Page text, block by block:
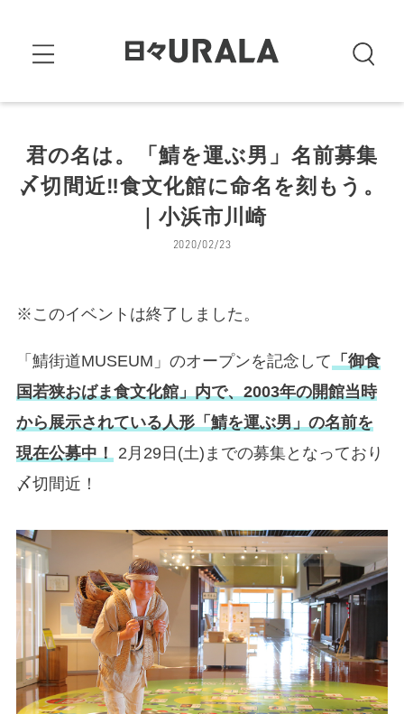
君の名は。「鯖を運ぶ男」名前募集
〆切間近‼食文化館に命名を刻もう。
｜小浜市川崎
2020/02/23
※このイベントは終了しました。
「鯖街道MUSEUM」のオープンを記念して「御食
国若狭おばま食文化館」内で、2003年の開館当時
から展示されている人形「鯖を運ぶ男」の名前を
現在公募中！2月29日(土)までの募集となっており
〆切間近！